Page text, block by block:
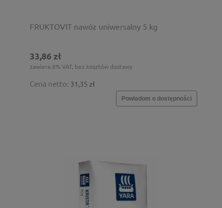
FRUKTOVIT nawóz uniwersalny 5 kg
33,86 zł
zawiera 8% VAT, bez kosztów dostawy
Cena netto: 31,35 zł
Powiadom o dostępności